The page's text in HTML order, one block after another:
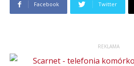
Facebook Twitter
REKLAMA